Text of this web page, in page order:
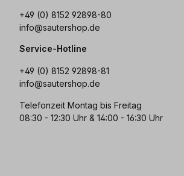
+49 (0) 8152 92898-80
info@sautershop.de
Service-Hotline
+49 (0) 8152 92898-81
info@sautershop.de
Telefonzeit Montag bis Freitag
08:30 - 12:30 Uhr & 14:00 - 16:30 Uhr